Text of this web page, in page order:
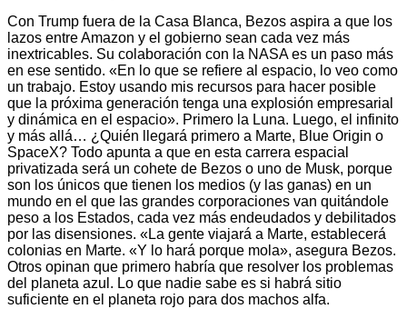
Con Trump fuera de la Casa Blanca, Bezos aspira a que los
lazos entre Amazon y el gobierno sean cada vez más
inextricables. Su colaboración con la NASA es un paso más
en ese sentido. «En lo que se refiere al espacio, lo veo como
un trabajo. Estoy usando mis recursos para hacer posible
que la próxima generación tenga una explosión empresarial
y dinámica en el espacio». Primero la Luna. Luego, el infinito
y más allá… ¿Quién llegará primero a Marte, Blue Origin o
SpaceX? Todo apunta a que en esta carrera espacial
privatizada será un cohete de Bezos o uno de Musk, porque
son los únicos que tienen los medios (y las ganas) en un
mundo en el que las grandes corporaciones van quitándole
peso a los Estados, cada vez más endeudados y debilitados
por las disensiones. «La gente viajará a Marte, establecerá
colonias en Marte. «Y lo hará porque mola», asegura Bezos.
Otros opinan que primero habría que resolver los problemas
del planeta azul. Lo que nadie sabe es si habrá sitio
suficiente en el planeta rojo para dos machos alfa.